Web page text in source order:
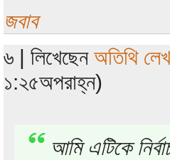
জবাব
৬ | লিখেছেন অতিথি
১:২৫অপরাহ্ন)
আমি এটিকে